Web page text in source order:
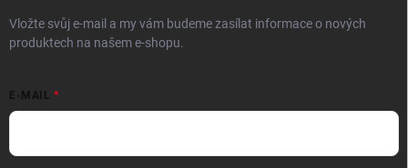
Vložte svůj e-mail a my vám budeme zasílat informace o nových
produktech na našem e-shopu.
E-MAIL